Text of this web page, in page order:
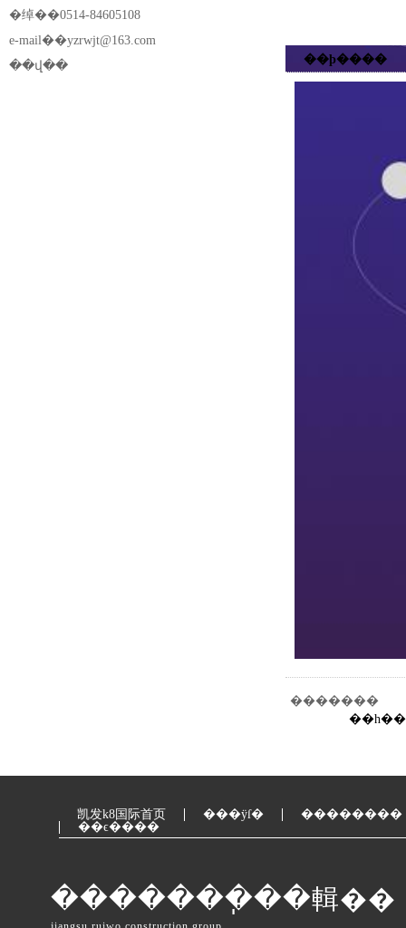
�绰��0514-84605108
e-mail��yzrwjt@163.com
��վ��
��ϸ����
�������
凯发k8国际首页 ���ÿſ�
��������
��ϵ����
�������ֽ��輯��